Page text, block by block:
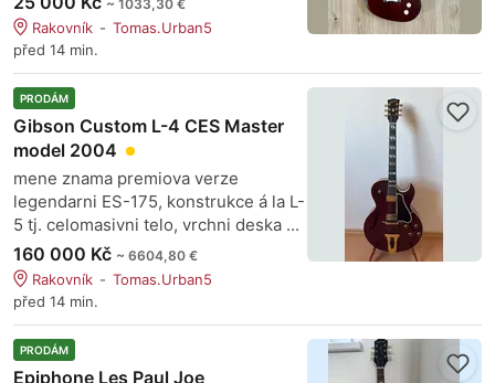
~ 1033,30 €
Rakovník
Tomas.Urban5
před 14 min.
PRODÁM
Gibson Custom L-4 CES Master
model 2004
mene znama premiova verze
legendarni ES-175, konstrukce á la L-
5 tj. celomasivni telo, vrchni deska ...
160 000 Kč ~ 6604,80 €
Rakovník
Tomas.Urban5
před 14 min.
PRODÁM
Epiphone Les Paul Joe